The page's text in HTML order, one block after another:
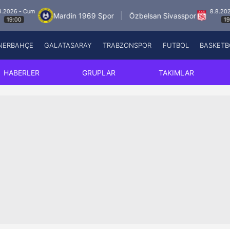
Mardin 1969 Spor Özbelsan Sivasspor
8.8.2026 - Cum
19:00
Fenerbahçe
Galatasaray
GALATASARAY TRABZONSPOR FUTBOL
HABERLER GRUPLAR TAKIMLAR